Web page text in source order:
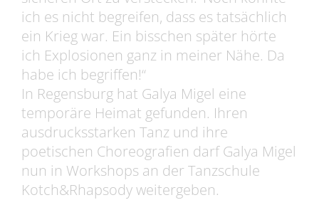
ich es nicht begreifen, dass es tatsächlich
ein Krieg war. Ein bisschen später hörte
ich Explosionen ganz in meiner Nähe. Da
habe ich begriffen!“
In Regensburg hat Galya Migel eine
temporäre Heimat gefunden. Ihren
ausdrucksstarken Tanz und ihre
poetischen Choreografien darf Galya Migel
nun in Workshops an der Tanzschule
Kotch&Rhapsody weitergeben.